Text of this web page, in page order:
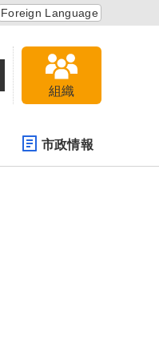
Foreign Language
組織
市政情報